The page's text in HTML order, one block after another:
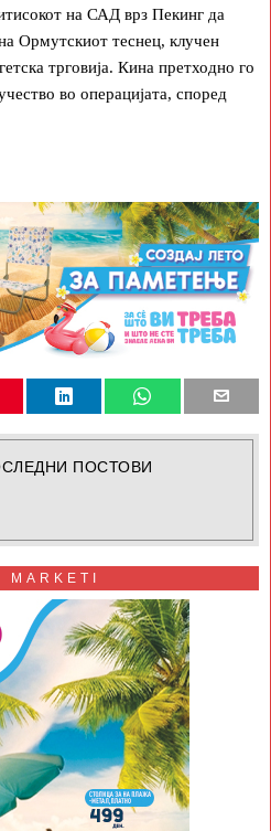
на САД врз Пекинг да
Ормутскиот теснец, клучен
трговија. Кина претходно го
во операцијата, според
ПОСТОВИ
MARKETI